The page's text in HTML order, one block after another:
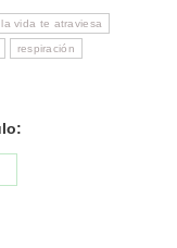
la vida te atraviesa
respiración